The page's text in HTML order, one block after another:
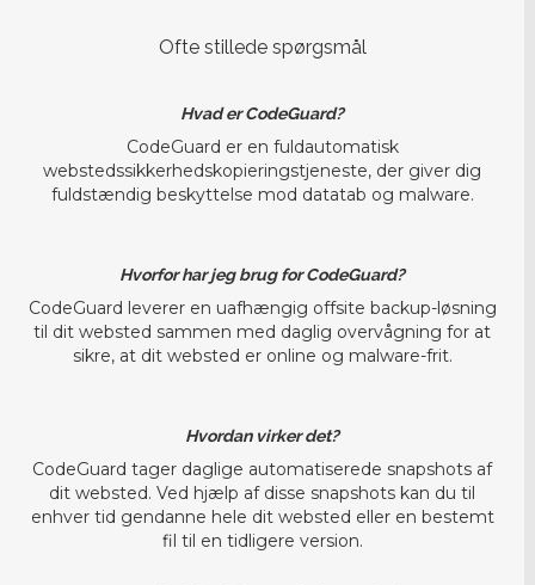
Ofte stillede spørgsmål
Hvad er CodeGuard?
CodeGuard er en fuldautomatisk
webstedssikkerhedskopieringstjeneste, der giver dig
fuldstændig beskyttelse mod datatab og malware.
Hvorfor har jeg brug for CodeGuard?
CodeGuard leverer en uafhængig offsite backup-løsning
til dit websted sammen med daglig overvågning for at
sikre, at dit websted er online og malware-frit.
Hvordan virker det?
CodeGuard tager daglige automatiserede snapshots af
dit websted. Ved hjælp af disse snapshots kan du til
enhver tid gendanne hele dit websted eller en bestemt
fil til en tidligere version.